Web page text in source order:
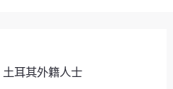
土耳其外籍人士